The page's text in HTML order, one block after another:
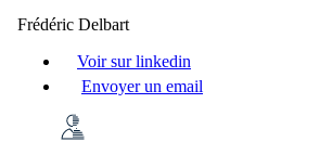
Frédéric Delbart
Voir sur linkedin
Envoyer un email